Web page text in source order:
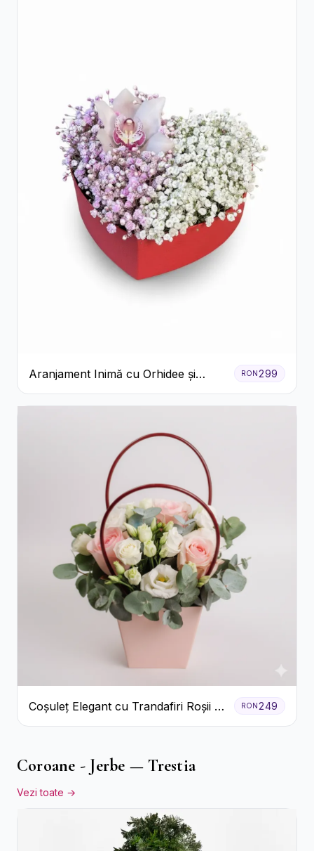
Aranjament Inimă cu Orhidee și
Floarea Miresei
RON 299
Coșuleț Elegant cu Trandafiri Roșii și
Lisianthus Alb
RON 249
Coroane - Jerbe — Trestia
Vezi toate →